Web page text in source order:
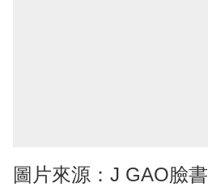
圖片來源：J GAO臉書